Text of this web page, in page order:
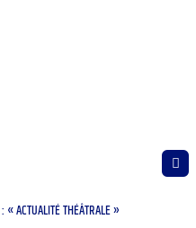
« ACTUALITÉ THÉÂTRALE »